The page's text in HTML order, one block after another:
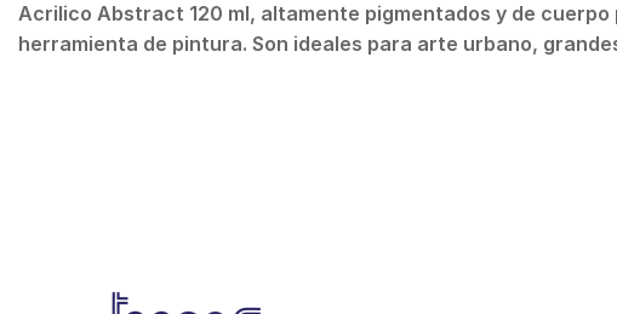
Acrilico Abstract 120 ml, altamente pigmentados y de
herramienta de pintura. Son ideales para arte urbano,